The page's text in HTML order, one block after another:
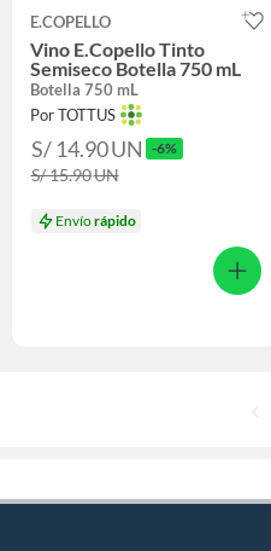
E.COPELLO
Vino E.Copello Tinto
Semiseco Botella 750 mL
Botella 750 mL
Por TOTTUS
S/ 14.90UN -6%
S/ 15.90UN
Envíorápido